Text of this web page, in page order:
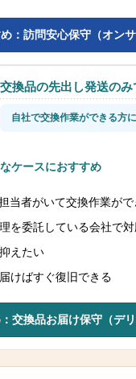
：訪問安心保守（オンサ
交換品の先出し発送のみ
自社で交換作業ができる方に
ケースにおすすめ
当者がいて交換作業がで
を委託している会社で
えたい
けばすぐ復旧できる
交換品お届け保守（デリ